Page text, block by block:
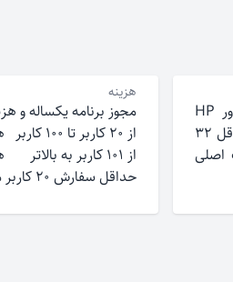
حداقل سیستم سخت‌افزاری مورد نیاز یک سرور HP
نسل G8 یا بالاتر با ۲ ترابایت هارد دیسک و حداقل ۳۲
اصلی
هزینه
مجوز برنامه یکساله و
از ۲۰ کاربر تا ۱۰۰ کاربر هرکاربر ۱ میلیون تومان
از ۱۰۱ کاربر به بالاتر هرکاربر ۸۰۰ هزار تومان
حداقل سفارش ۲۰ کاربر می‌باشد.